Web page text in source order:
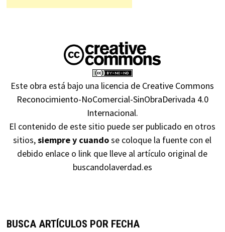
Este obra está bajo una licencia de Creative Commons
Reconocimiento-NoComercial-SinObraDerivada 4.0
Internacional.
El contenido de este sitio puede ser publicado en otros
sitios,siempre y cuandose coloque la fuente con el
debido enlace o link que lleve al artículo original de
buscandolaverdad.es
BUSCA ARTÍCULOS POR FECHA